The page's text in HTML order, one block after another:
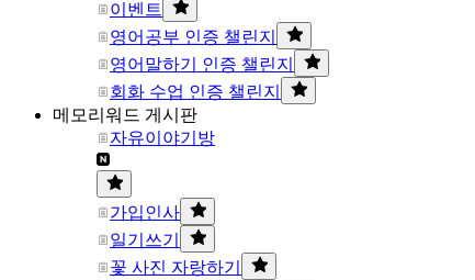
이벤트
영어공부 인증 챌린지
영어말하기 인증 챌린지
회화 수업 인증 챌린지
메모리워드 게시판
자유이야기방
가입인사
일기쓰기
꽃 사진 자랑하기